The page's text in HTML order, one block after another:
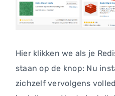
Hier klikken we als je
staan op de knop: Nu
zichzelf vervolgens